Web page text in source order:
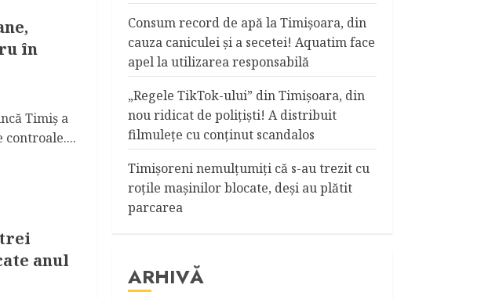
în
Timiș a
controale....
anul
Consum record de apă la Timişoara, din
cauza caniculei şi a secetei! Aquatim face
apel la utilizarea responsabilă
„Regele TikTok-ului” din Timişoara, din
nou ridicat de poliţişti! A distribuit
filmuleţe cu conţinut scandalos
Timişoreni nemulţumiţi că s-au trezit cu
roţile maşinilor blocate, deşi au plătit
parcarea
ARHIVĂ